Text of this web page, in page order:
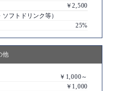
￥2,500
フトドリンク等）
25%
他
￥1,000～
￥1,000